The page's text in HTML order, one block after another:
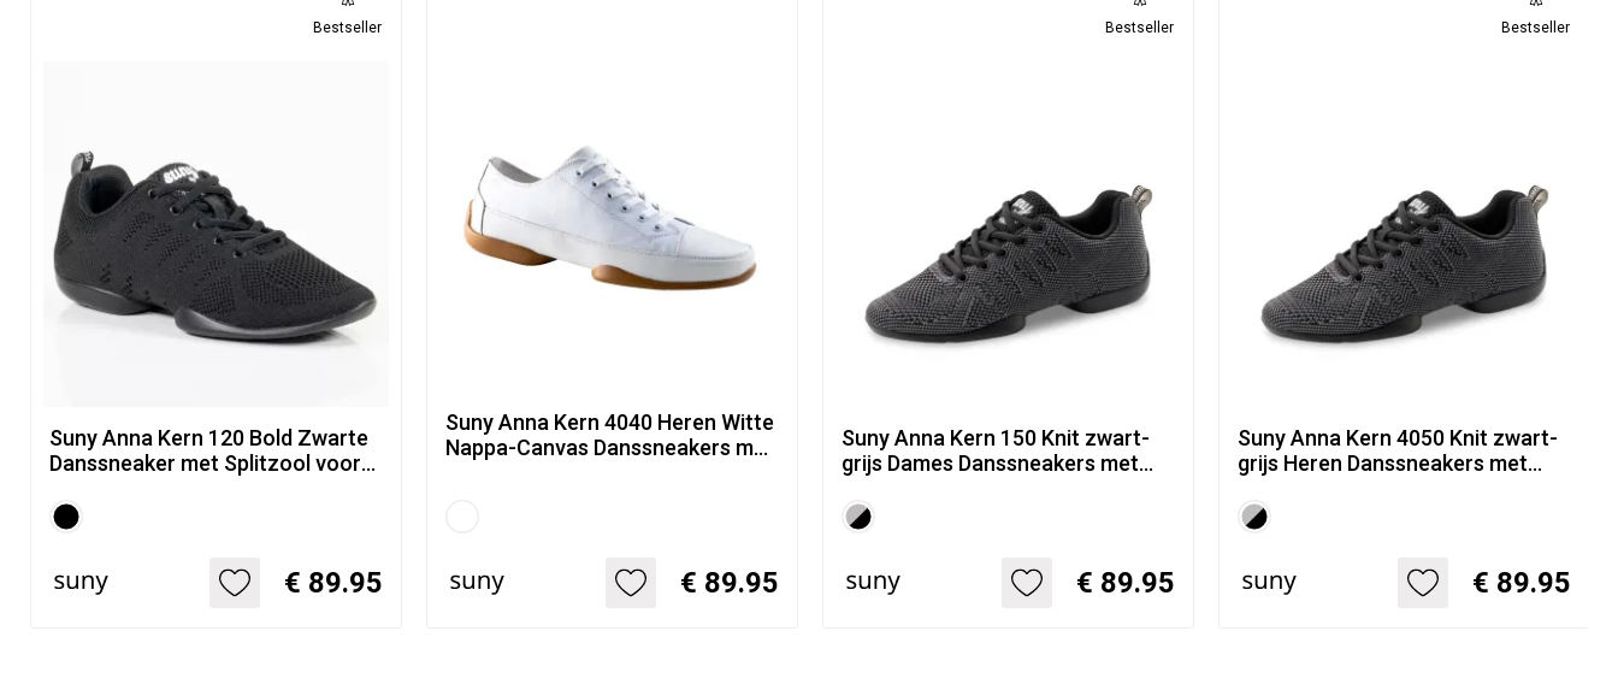
Bestseller
Suny Anna Kern 120 Bold Zwarte
Danssneaker met Splitzool voor
€ 89.95
Suny Anna Kern 4040 Heren Witte
Nappa-Canvas Danssneakers met
€ 89.95
Bestseller
Suny Anna Kern 150 Knit zwart-
grijs Dames Danssneakers met
€ 89.95
Bestseller
Suny Anna Kern 4050 Knit zwart-
grijs Heren Danssneakers met
€ 89.95